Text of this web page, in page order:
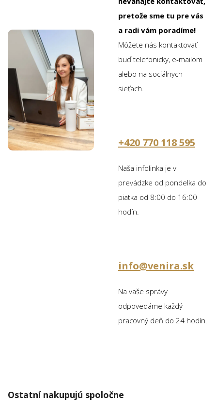
pretože sme tu pre vás
a radi vám poradíme!
Môžete nás kontaktovať
buď telefonicky, e-mailom
alebo na sociálnych
sieťach.
+420 770 118 595
Naša infolinka je v
prevádzke od pondelka do
piatka od 8:00 do 16:00
hodín.
info@venira.sk
Na vaše správy
odpovedáme každý
pracovný deň do 24 hodín.
Ostatní nakupujú spoločne